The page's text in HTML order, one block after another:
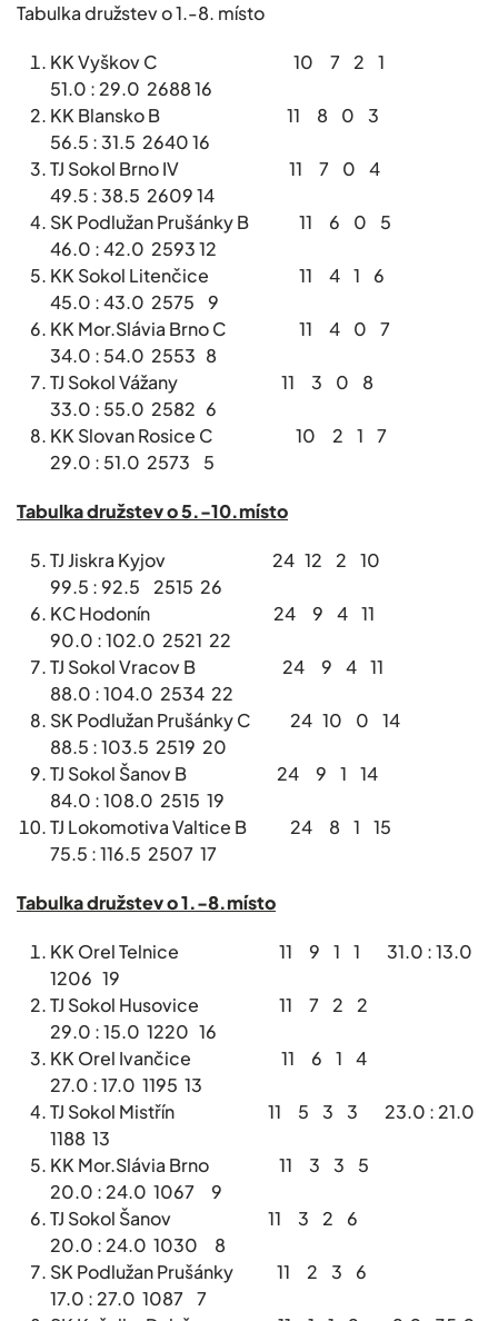
Tabulka družstev o 1.-8. místo
KK Vyškov C 10 7 2 1
51.0 : 29.0 2688 16
KK Blansko B 11 8 0 3
56.5 : 31.5 2640 16
TJ Sokol Brno IV 11 7 0 4
49.5 : 38.5 2609 14
SK Podlužan Prušánky B 11 6 0 5
46.0 : 42.0 2593 12
KK Sokol Litenčice 11 4 1 6
45.0 : 43.0 2575 9
KK Mor.Slávia Brno C 11 4 0 7
34.0 : 54.0 2553 8
TJ Sokol Vážany 11 3 0 8
33.0 : 55.0 2582 6
KK Slovan Rosice C 10 2 1 7
29.0 : 51.0 2573 5
Tabulka družstev o 5.-10.místo
TJ Jiskra Kyjov 24 12 2 10
99.5 : 92.5 2515 26
KC Hodonín 24 9 4 11
90.0 : 102.0 2521 22
TJ Sokol Vracov B 24 9 4 11
88.0 : 104.0 2534 22
SK Podlužan Prušánky C 24 10 0 14
88.5 : 103.5 2519 20
TJ Sokol Šanov B 24 9 1 14
84.0 : 108.0 2515 19
TJ Lokomotiva Valtice B 24 8 1 15
75.5 : 116.5 2507 17
Tabulka družstev o 1.-8.místo
KK Orel Telnice 11 9 1 1 31.0 : 13.0
1206 19
TJ Sokol Husovice 11 7 2 2
29.0 : 15.0 1220 16
KK Orel Ivančice 11 6 1 4
27.0 : 17.0 1195 13
TJ Sokol Mistřín 11 5 3 3 23.0 : 21.0
1188 13
KK Mor.Slávia Brno 11 3 3 5
20.0 : 24.0 1067 9
TJ Sokol Šanov 11 3 2 6
20.0 : 24.0 1030 8
SK Podlužan Prušánky 11 2 3 6
17.0 : 27.0 1087 7